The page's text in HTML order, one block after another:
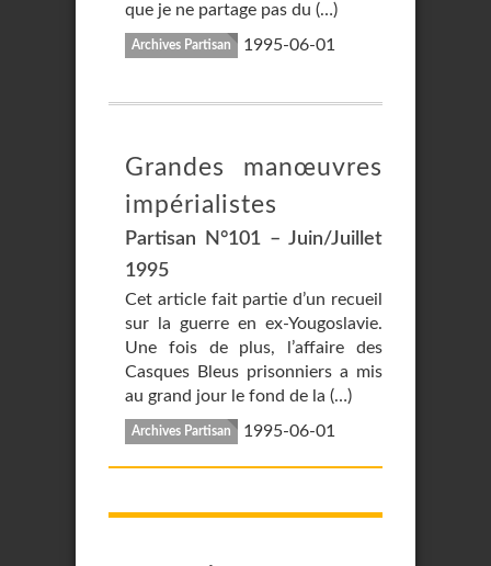
que je ne partage pas du (…)
Archives Partisan 1995-06-01
Grandes manœuvres
impérialistes
Partisan N°101 – Juin/Juillet
1995
Cet article fait partie d’un recueil
sur la guerre en ex-Yougoslavie.
Une fois de plus, l’affaire des
Casques Bleus prisonniers a mis
au grand jour le fond de la (…)
Archives Partisan 1995-06-01